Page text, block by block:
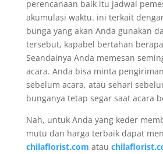
perencanaan baik itu jadwal
akumulasi waktu. ini terkait
bunga yang akan Anda gunakan
tersebut, kapabel bertahan
Seandainya Anda memesan
acara. Anda bisa minta
sebelum acara, atau sehari
bunganya tetap segar saat acara
Nah, untuk Anda yang keder
mutu dan harga terbaik dapat
chilaflorist.com atau